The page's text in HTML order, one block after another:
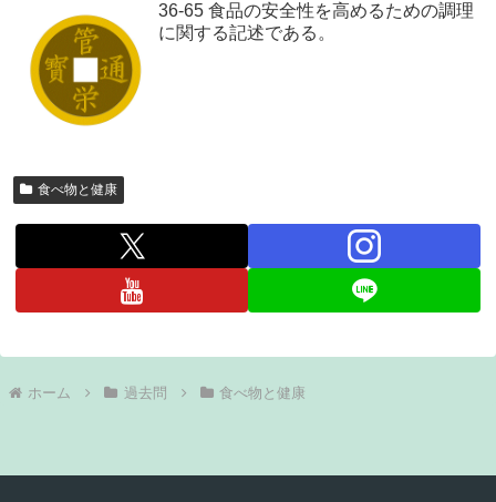
36-65 食品の安全性を高めるための調理
に関する記述である。
食べ物と健康
ホーム 過去問 食べ物と健康